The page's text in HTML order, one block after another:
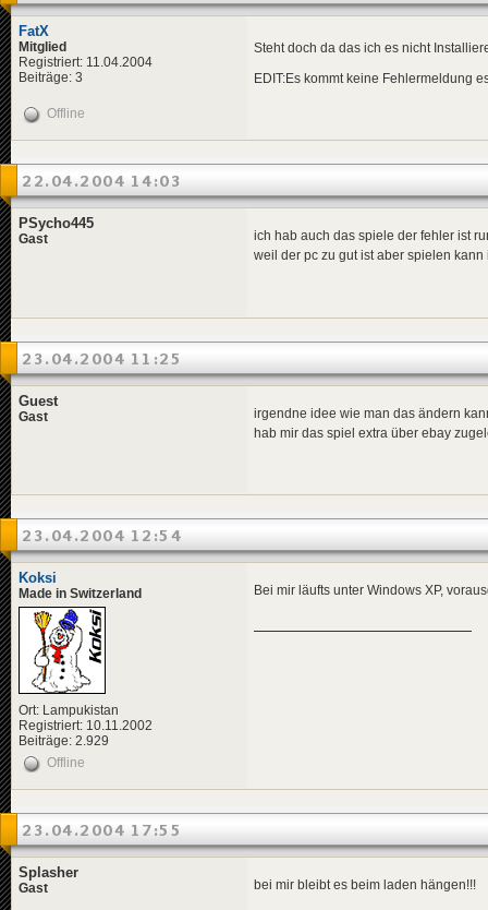
FatX
Mitglied
Registriert: 11.04.2004
Beiträge: 3
Steht doch da das ich es nicht
EDIT:Es kommt keine Fehlermeldung
Offline
22.04.2004 14:03
PSycho445
Gast
ich hab auch das spiele der fehler ist
weil der pc zu gut ist aber spielen
23.04.2004 11:25
Guest
Gast
irgendne idee wie man das ändern
hab mir das spiel extra über ebay
23.04.2004 12:54
Koksi
Made in Switzerland
Ort: Lampukistan
Registriert: 10.11.2002
Beiträge: 2.929
Bei mir läufts unter Windows XP,
Offline
23.04.2004 17:55
Splasher
Gast bei mir bleibt es beim laden hängen!!!